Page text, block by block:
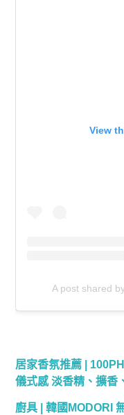
View
A post shared
居家香氛推薦 |
儀式感 淡香精、擴香
廚具 | 韓國MODORI